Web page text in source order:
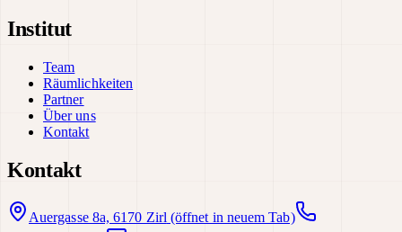
Institut
Team
Räumlichkeiten
Partner
Über uns
Kontakt
Kontakt
Auergasse 8a, 6170 Zirl (öffnet in neuem Tab)